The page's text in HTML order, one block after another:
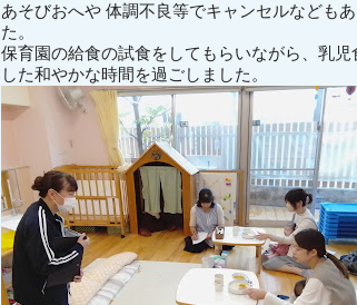
あそびおへや 体調不良等でキャンセルなども
た。
保育園の給食の試食をしてもらいながら、乳
した和やかな時間を過ごしました。